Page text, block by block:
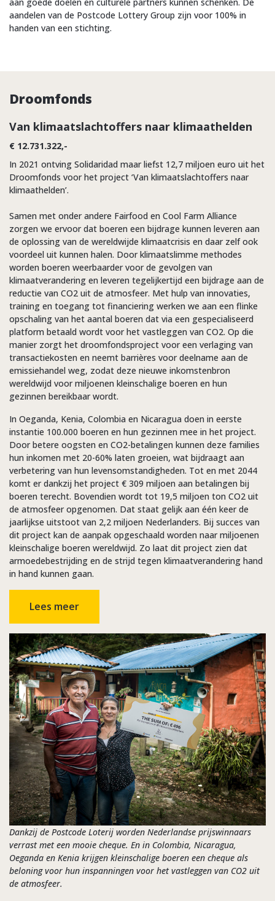
aandelen van de Postcode Lottery Group zijn voor 100% in
handen van een stichting.
Droomfonds
Van klimaatslachtoffers naar klimaathelden
€ 12.731.322,-
In 2021 ontving Solidaridad maar liefst 12,7 miljoen euro uit het
Droomfonds voor het project ‘Van klimaatslachtoffers naar
klimaathelden’.
Samen met onder andere Fairfood en Cool Farm Alliance
zorgen we ervoor dat boeren een bijdrage kunnen leveren aan
de oplossing van de wereldwijde klimaatcrisis en daar zelf ook
voordeel uit kunnen halen. Door klimaatslimme methodes
worden boeren weerbaarder voor de gevolgen van
klimaatverandering en leveren tegelijkertijd een bijdrage aan de
reductie van CO2 uit de atmosfeer. Met hulp van innovaties,
training en toegang tot financiering werken we aan een flinke
opschaling van het aantal boeren dat via een gespecialiseerd
platform betaald wordt voor het vastleggen van CO2. Op die
manier zorgt het droomfondsproject voor een verlaging van
transactiekosten en neemt barrières voor deelname aan de
emissiehandel weg, zodat deze nieuwe inkomstenbron
wereldwijd voor miljoenen kleinschalige boeren en hun
gezinnen bereikbaar wordt.
In Oeganda, Kenia, Colombia en Nicaragua doen in eerste
instantie 100.000 boeren en hun gezinnen mee in het project.
Door betere oogsten en CO2-betalingen kunnen deze families
hun inkomen met 20-60% laten groeien, wat bijdraagt aan
verbetering van hun levensomstandigheden. Tot en met 2044
komt er dankzij het project € 309 miljoen aan betalingen bij
boeren terecht. Bovendien wordt tot 19,5 miljoen ton CO2 uit
de atmosfeer opgenomen. Dat staat gelijk aan één keer de
jaarlijkse uitstoot van 2,2 miljoen Nederlanders. Bij succes van
dit project kan de aanpak opgeschaald worden naar miljoenen
kleinschalige boeren wereldwijd. Zo laat dit project zien dat
armoedebestrijding en de strijd tegen klimaatverandering hand
in hand kunnen gaan.
Lees meer
Dankzij de Postcode Loterij worden Nederlandse prijswinnaars
verrast met een mooie cheque. En in Colombia, Nicaragua,
Oeganda en Kenia krijgen kleinschalige boeren een cheque als
beloning voor hun inspanningen voor het vastleggen van CO2 uit
de atmosfeer.